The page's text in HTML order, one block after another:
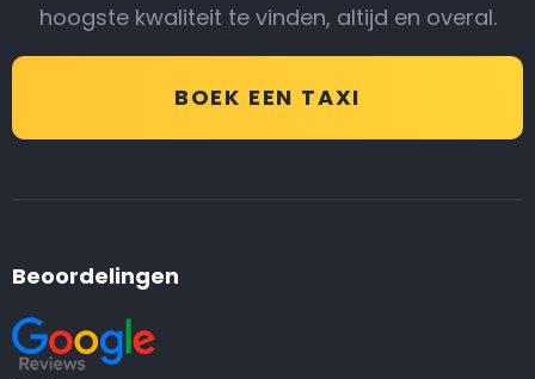
hoogste kwaliteit te vinden, altijd en overal.
BOEK EEN TAXI
Beoordelingen